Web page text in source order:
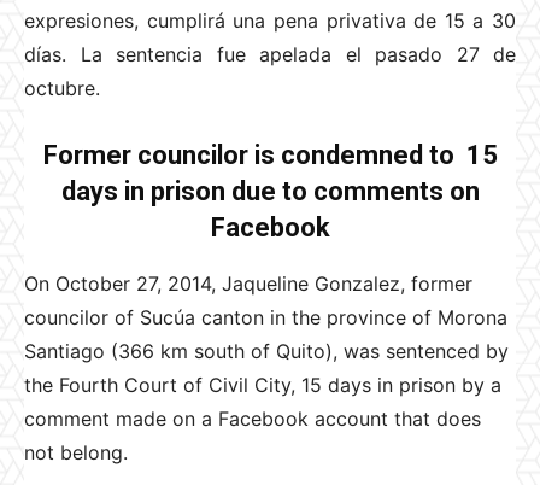
expresiones, cumplirá una pena privativa de 15 a 30
días. La sentencia fue apelada el pasado 27 de
octubre.
Former councilor is condemned to 15
days in prison due to comments on
Facebook
On October 27, 2014, Jaqueline Gonzalez, former
councilor of Sucúa canton in the province of Morona
Santiago (366 km south of Quito), was sentenced by
the Fourth Court of Civil City, 15 days in prison by a
comment made on a Facebook account that does
not belong.